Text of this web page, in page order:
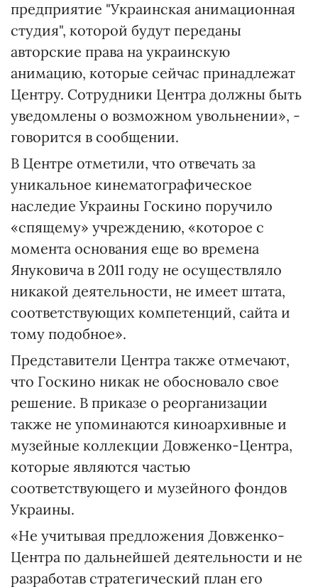
предприятие "Украинская анимационная
студия", которой будут переданы
авторские права на украинскую
анимацию, которые сейчас принадлежат
Центру. Сотрудники Центра должны быть
уведомлены о возможном увольнении», -
говорится в сообщении.
В Центре отметили, что отвечать за
уникальное кинематографическое
наследие Украины Госкино поручило
«спящему» учреждению, «которое с
момента основания еще во времена
Януковича в 2011 году не осуществляло
никакой деятельности, не имеет штата,
соответствующих компетенций, сайта и
тому подобное».
Представители Центра также отмечают,
что Госкино никак не обосновало свое
решение. В приказе о реорганизации
также не упоминаются киноархивные и
музейные коллекции Довженко-Центра,
которые являются частью
соответствующего и музейного фондов
Украины.
«Не учитывая предложения Довженко-
Центра по дальнейшей деятельности и не
разработав стратегический план его